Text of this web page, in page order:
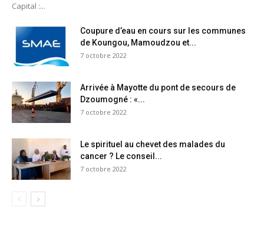
Capital :...
Coupure d’eau en cours sur les communes
de Koungou, Mamoudzou et...
7 octobre 2022
Arrivée à Mayotte du pont de secours de
Dzoumogné : «...
7 octobre 2022
Le spirituel au chevet des malades du
cancer ? Le conseil...
7 octobre 2022